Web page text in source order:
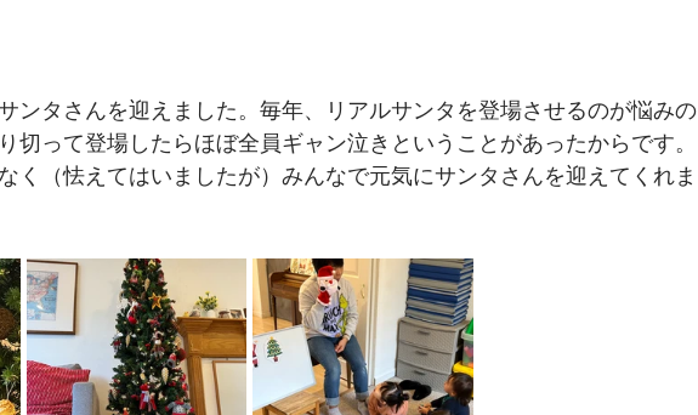
ンタさんを迎えました。毎年、リアルサンタを登場させるのが悩みの
切って登場したらほぼ全員ギャン泣きということがあったからです。
く（怯えてはいましたが）みんなで元気にサンタさんを迎えてくれま